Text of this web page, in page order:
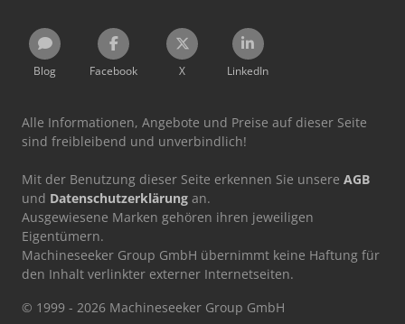
Blog Facebook X LinkedIn
Alle Informationen, Angebote und Preise auf dieser Seite
sind freibleibend und unverbindlich!
Mit der Benutzung dieser Seite erkennen Sie unsere AGB
und Datenschutzerklärung an.
Ausgewiesene Marken gehören ihren jeweiligen
Eigentümern.
Machineseeker Group GmbH übernimmt keine Haftung für
den Inhalt verlinkter externer Internetseiten.
© 1999 - 2026 Machineseeker Group GmbH